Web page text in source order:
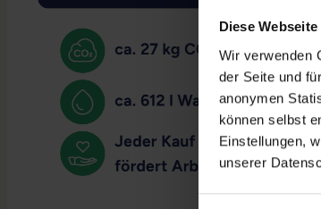
Diese
Wir verwenden
der Seite und
anonymen
können selbst
Einstellungen,
unserer